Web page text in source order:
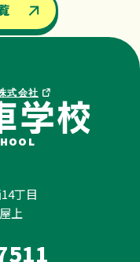
式会社
丁目
上